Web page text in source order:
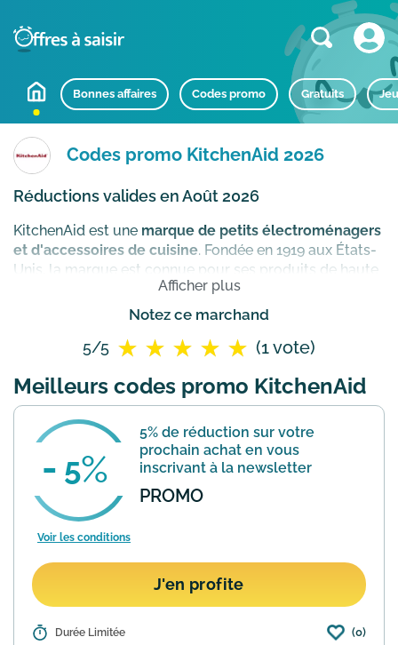
Bonnes affaires Codes promo Gratuits
Codes promo KitchenAid 2026
Réductions valides en Août 2026
KitchenAid est une marque de petits électroménagers
et d'accessoires de cuisine. Fondée en 1919 aux États-
Unis, la marque est connue pour ses produits de haute
qualité et de longue durée de vie, conçus pour aider
les cuisiniers professionnels et amateurs à préparer
complète de produits pour la cuisine, y compris des
mixeurs, des blenders, des hachoirs et des machines à
pain.
Afficher plus
Notez ce marchand
5/5 (1 vote)
Meilleurs codes promo KitchenAid
5
5% de réduction sur votre
prochain achat en vous
inscrivant à la newsletter
PROMO
Voir les conditions
J'en profite
Détails : Bon à savoir : bénéficiez d'une remise
Durée Limitée (0)